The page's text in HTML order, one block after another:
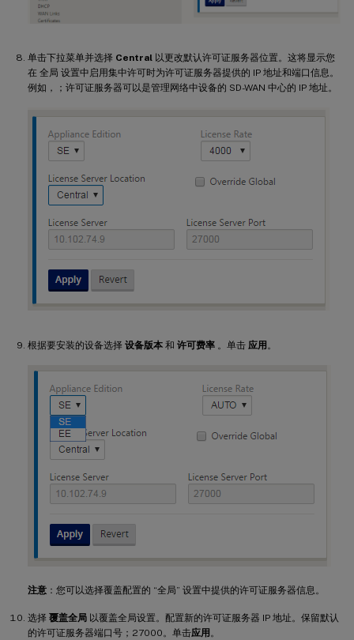
单击下拉菜单并选择 Central 以更改默认许可证服务器位置。这将显示您
在 全局 设置中启用集中许可时为许可证服务器提供的 IP 地址和端口信息。
例如，；许可证服务器可以是管理网络中设备的 SD-WAN 中心的 IP 地址。
根据要安装的设备选择 设备版本 和 许可费率 。单击 应用 。
注意 ：您可以选择覆盖配置的 “全局” 设置中提供的许可证服务器信息。
选择 覆盖全局 以覆盖全局设置。配置新的许可证服务器 IP 地址。保留默认
的许可证服务器端口号；27000。单击应用 。